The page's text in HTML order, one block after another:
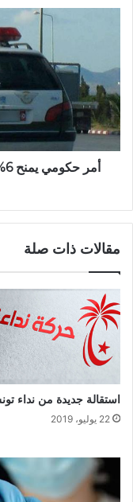
مقالات ذات صلة
استقالة جديدة من نداء
22 يوليو، 2019